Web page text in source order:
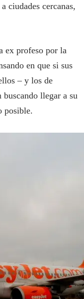
ciudades cercanas,
ex profeso por la
en que si sus
– y los de
buscando llegar a su
posible.